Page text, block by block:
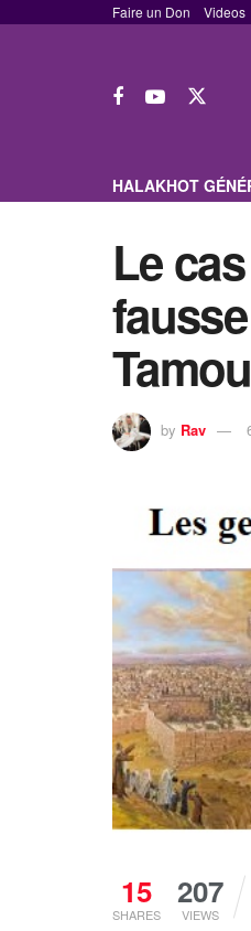
Faire un Don Videos
HALAKHOT
Le
by Rav
15
SHARES
207
VIEWS